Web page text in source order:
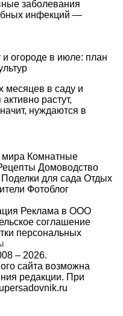
заболевания
инфекций —
огороде в июле: план
в саду и
растут,
нуждаются в
Комнатные
Домоводство
Поделки для сада Отдых
Фотоблог
Реклама в ООО
соглашение
персональных
– 2026.
сайта возможна
редакции. При